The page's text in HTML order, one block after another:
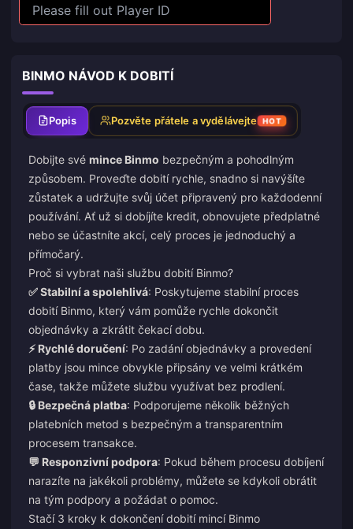
BINMO NÁVOD K DOBITÍ
Popis Pozvěte přátele a vydělávejte HOT
Dobijte své mince Binmo bezpečným a pohodlným
způsobem. Proveďte dobití rychle, snadno si navýšíte
zůstatek a udržujte svůj účet připravený pro každodenní
používání. Ať už si dobíjíte kredit, obnovujete předplatné
nebo se účastníte akcí, celý proces je jednoduchý a
přímočarý.
Proč si vybrat naši službu dobití Binmo?
✅ Stabilní a spolehlivá: Poskytujeme stabilní proces
dobití Binmo, který vám pomůže rychle dokončit
objednávky a zkrátit čekací dobu.
⚡ Rychlé doručení: Po zadání objednávky a provedení
platby jsou mince obvykle připsány ve velmi krátkém
čase, takže můžete službu využívat bez prodlení.
🔒 Bezpečná platba: Podporujeme několik běžných
platebních metod s bezpečným a transparentním
procesem transakce.
💬 Responzivní podpora: Pokud během procesu dobíjení
narazíte na jakékoli problémy, můžete se kdykoli obrátit
na tým podpory a požádat o pomoc.
Stačí 3 kroky k dokončení dobití mincí Binmo